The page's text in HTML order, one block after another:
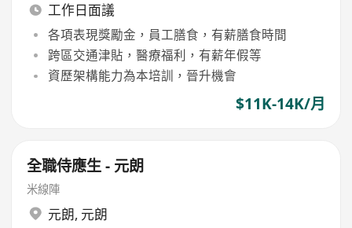
工作日面議
各項表現獎勵金，員工膳食，有薪膳食時間
跨區交通津貼，醫療福利，有薪年假等
資歷架構能力為本培訓，晉升機會
$11K-14K/月
全職侍應生 - 元朗
米線陣
元朗, 元朗